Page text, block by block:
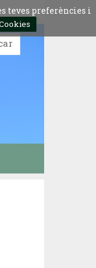
teves preferències i